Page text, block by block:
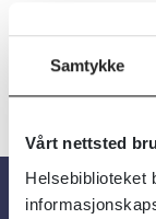
Samtykke
Vårt nettsted
Helsebiblioteket
« 1